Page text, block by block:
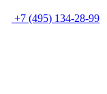
+7 (495) 134-28-99